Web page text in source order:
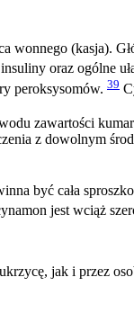
wonnego (kasja).
oraz ogólne
peroksysomów. 39
zawartości
z dowolnym
być cała
jest wciąż
jak i przez